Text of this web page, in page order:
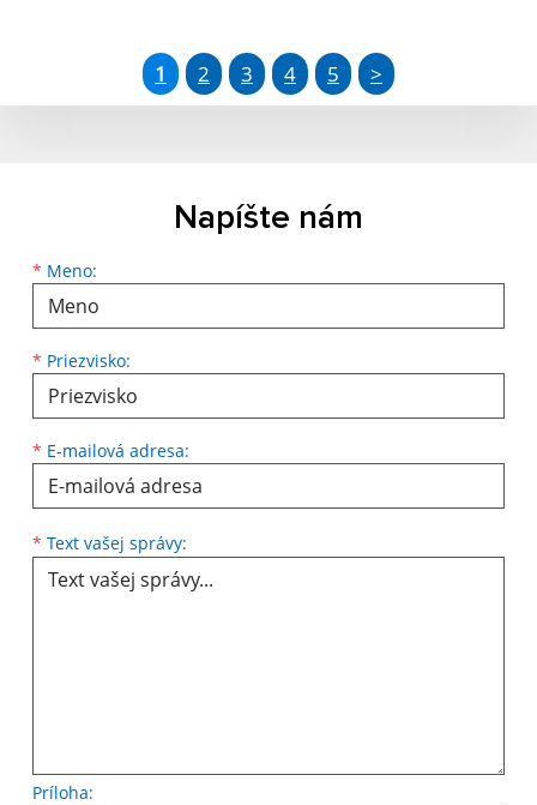
1 2 3 4 5 >
Napíšte nám
* Meno:
Meno
* Priezvisko:
Priezvisko
* E-mailová adresa:
E-mailová adresa
* Text vašej správy:
Príloha: